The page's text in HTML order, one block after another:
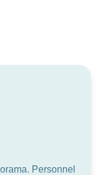
Personnel